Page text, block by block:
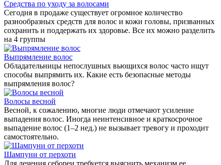
Средства по уходу за волосами
Сегодня в продаже существует огромное количество
разнообразных средств для волос и кожи головы, призванных
сохранить и поддержать их здоровье. Все их можно разделить
на 4 группы
Выпрямление волос
Обладательницы непослушных вьющихся волос часто ищут
способы выпрямить их. Какие есть безопасные методы
выпрямления волос?
Волосы весной
Весной, к сожалению, многие люди отмечают усиление
выпадения волос. Иногда неинтенсивное и краткосрочное
выпадение волос (1–2 нед.) не вызывает тревогу и проходит
самостоятельно.
Шампуни от перхоти